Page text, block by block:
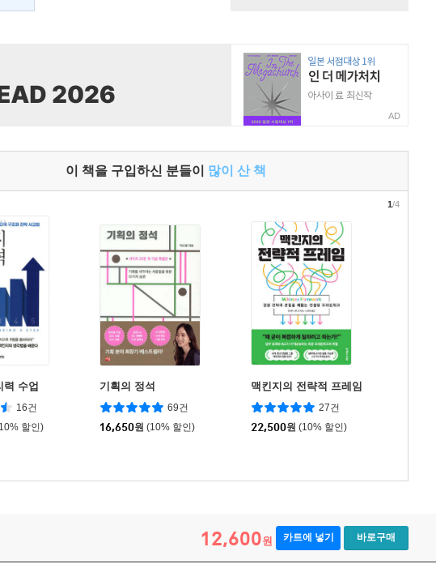
AD
이 책을 구입하신 분들이 많이 산 책
력 수업
16건
할인)
기획의 정석
69건
16,650원 (10% 할인)
맥킨지의 전략적 프레임
27건
22,500원 (10% 할인)
1/4
12,600원 카트에 넣기 바로구매